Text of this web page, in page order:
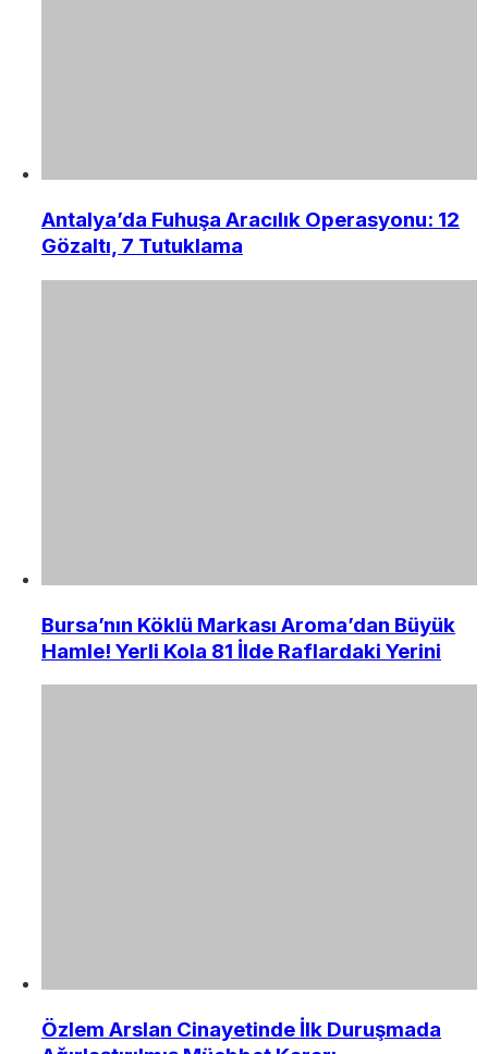
Antalya’da Fuhuşa Aracılık Operasyonu: 12
Gözaltı, 7 Tutuklama
Bursa’nın Köklü Markası Aroma’dan Büyük
Hamle! Yerli Kola 81 İlde Raflardaki Yerini
Özlem Arslan Cinayetinde İlk Duruşmada